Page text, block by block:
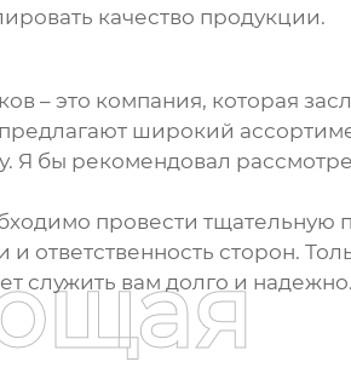
качество продукции.
– это компания, которая
широкий
Я бы рекомендовал
провести тщательную
ответственность сторон.
служить вам долго и